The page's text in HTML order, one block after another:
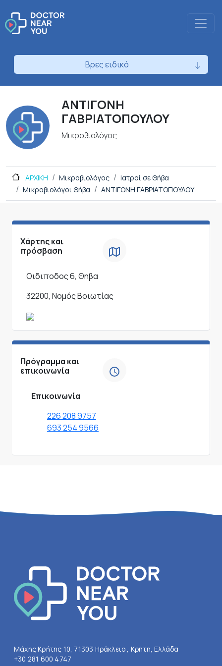
Βρες ειδικό
ΑΝΤΙΓΟΝΗ
ΓΑΒΡΙΑΤΟΠΟΥΛΟΥ
Μικροβιολόγος
ΑΡΧΙΚΗ Μικροβιολόγος
Ιατροί σε Θήβα
Μικροβιολόγοι Θήβα
ΑΝΤΙΓΟΝΗ ΓΑΒΡΙΑΤΟΠΟΥΛΟΥ
Χάρτης και
πρόσβαση
Οιδιποδος 6, Θηβα
32200, Νομός Βοιωτίας
Πρόγραμμα και
επικοινωνία
Επικοινωνία
226 208 9757
693 254 9566
Μάχης Κρήτης 10, 71303 Ηράκλειο , Κρήτη, Ελλάδα
+30 281 600 4747